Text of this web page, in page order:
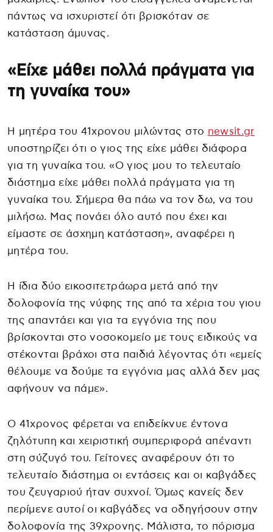
πάντως να ισχυριστεί ότι βρισκόταν σε
κατάσταση άμυνας.
«Είχε μάθει πολλά πράγματα για
τη γυναίκα του»
Η μητέρα του 41χρονου μιλώντας στο newsit.gr
υποστηρίζει ότι ο γιος της είχε μάθει διάφορα
για τη γυναίκα του. «Ο γιος μου το τελευταίο
διάστημα είχε μάθει πολλά πράγματα για τη
γυναίκα του. Σήμερα θα πάω να τον δω, να του
μιλήσω. Μας πονάει όλο αυτό που έχει και
είμαστε σε άσχημη κατάσταση», αναφέρει η
μητέρα του.
Η ίδια δύο εικοσιτετράωρα μετά από την
δολοφονία της νύφης της από τα χέρια του γιου
της απαντάει και για τα εγγόνια της που
βρίσκονται στο νοσοκομείο με τους ειδικούς να
στέκονται βράχοι στα παιδιά λέγοντας ότι «εμείς
θέλουμε να δούμε τα εγγόνια μας αλλά δεν μας
αφήνουν να πάμε».
Ο 41χρονος φέρεται να επιδείκνυε έντονα
ζηλότυπη και χειριστική συμπεριφορά απέναντι
στη σύζυγό του. Γείτονες αναφέρουν ότι το
τελευταίο διάστημα οι εντάσεις και οι καβγάδες
του ζευγαριού ήταν συχνοί. Όμως κανείς δεν
περίμενε αυτοί οι καβγάδες να οδηγήσουν στην
δολοφονία της 39χρονης. Μάλιστα, το πόρισμα